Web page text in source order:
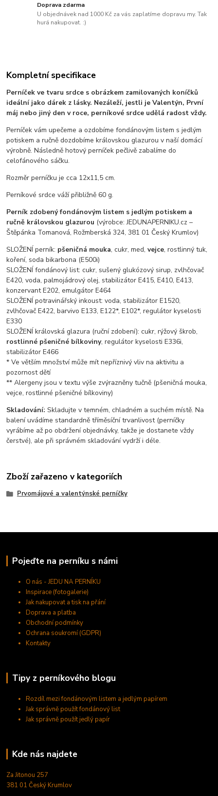
Doprava zdarma
U objednávek nad 1000 Kč za vás zaplatíme dopravu my. Tak
hurá nakupovat. :)
Kompletní specifikace
Perníček ve tvaru srdce s obrázkem zamilovaných koníčků
ideální jako dárek z lásky. Nezáleží, jestli je Valentýn, První
máj nebo jiný den v roce, perníkové srdce udělá radost vždy.
Perníček vám upečeme a ozdobíme fondánovým listem s jedlým
potiskem a ručně dozdobíme královskou glazurou v naší domácí
výrobně. Následně hotový perníček pečlivě zabalíme do
celofánového sáčku.
Rozměr perníčku je cca 12x11,5 cm.
Perníkové srdce váží přibližně 60 g.
Perník zdobený fondánovým listem s jedlým potiskem a
ručně královskou glazurou (výrobce: JEDUNAPERNIKU.cz –
Štěpánka Tomanová, Rožmberská 324, 381 01 Český Krumlov)
SLOŽENÍ perník: pšeničná mouka, cukr, med,vejce, rostlinný tuk,
koření, soda bikarbona (E500i)
SLOŽENÍ fondánový list: cukr, sušený glukózový sirup, zvlhčovač
E420, voda, palmojádrový olej, stabilizátor E415, E410, E413,
konzervant E202, emulgátor E464
SLOŽENÍ potravinářský inkoust: voda, stabilizátor E1520,
zvlhčovač E422, barvivo E133, E122*, E102*, regulátor kyselosti
E330
SLOŽENÍ královská glazura (ruční zdobení): cukr, rýžový škrob,
rostlinné pšeničné bílkoviny, regulátor kyselosti E336i,
stabilizátor E466
* Ve větším množství může mít nepříznivý vliv na aktivitu a
pozornost dětí
** Alergeny jsou v textu výše zvýrazněny tučně (pšeničná mouka,
vejce, rostlinné pšeničné bílkoviny)
Skladování: Skladujte v temném, chladném a suchém místě. Na
balení uvádíme standardně tříměsíční trvanlivost (perníčky
vyrábíme až po obdržení objednávky, takže je dostanete vždy
čerstvé), ale při správném skladování vydrží i déle.
Zboží zařazeno v kategoriích
Prvomájové a valentýnské perníčky
Pojeďte na perníku s námi
O nás - JEDU NA PERNÍKU
Inspirace (fotogalerie)
Jak nakupovat a tisk na přání
Doprava a platba
Obchodní podmínky
Ochrana soukromí (GDPR)
Kontakty
Tipy z perníkového blogu
Rozdíl mezi fondánovým listem a jedlým papírem
Jak správně použít fondánový list
Jak správně použít jedlý papír
Kde nás najdete
Za Jitonou 257
381 01 Český Krumlov